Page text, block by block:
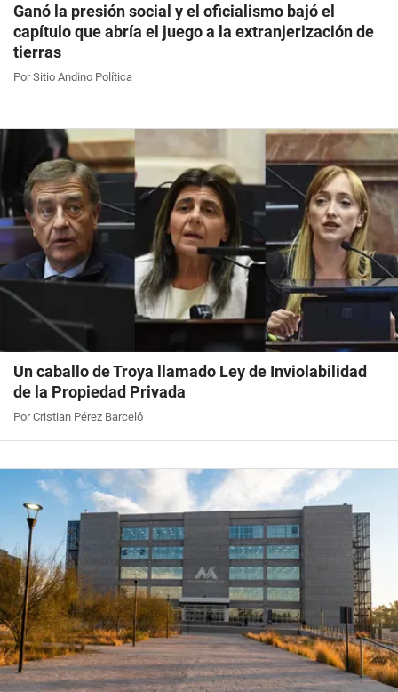
Ganó la presión social y el oficialismo bajó el
capítulo que abría el juego a la extranjerización de
tierras
Por Sitio Andino Política
Un caballo de Troya llamado Ley de Inviolabilidad
de la Propiedad Privada
Por Cristian Pérez Barceló